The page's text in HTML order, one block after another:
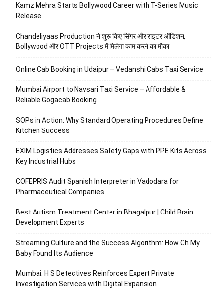
Kamz Mehra Starts Bollywood Career with T-Series Music
Release
Chandeliyaas Production ने शुरू किए सिंगर और राइटर ऑडिशन,
Bollywood और OTT Projects में मिलेगा काम करने का मौका
Online Cab Booking in Udaipur – Vedanshi Cabs Taxi Service
Mumbai Airport to Navsari Taxi Service – Affordable &
Reliable Gogacab Booking
SOPs in Action: Why Standard Operating Procedures Define
Kitchen Success
EXIM Logistics Addresses Safety Gaps with PPE Kits Across
Key Industrial Hubs
COFEPRIS Audit Spanish Interpreter in Vadodara for
Pharmaceutical Companies
Best Autism Treatment Center in Bhagalpur | Child Brain
Development Experts
Streaming Culture and the Success Algorithm: How Oh My
Baby Found Its Audience
Mumbai: H S Detectives Reinforces Expert Private
Investigation Services with Digital Expansion